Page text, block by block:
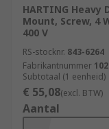
HARTING Heavy
Mount, Screw, 4
400 V
RS-stocknr. 843-6264
Fabrikantnummer
Subtotaal (1 eenheid)
€ 55,08(excl. BTW)
Aantal